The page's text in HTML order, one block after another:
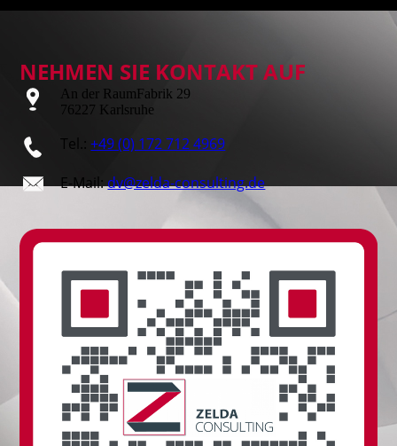
NEHMEN SIE KONTAKT AUF
An der RaumFabrik 29
76227 Karlsruhe
Tel.:+49 (0) 172 712 4969
E-Mail:dv@zelda-consulting.de